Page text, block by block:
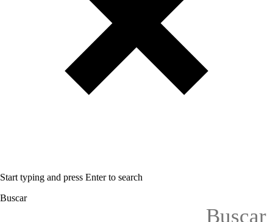
Start typing and press Enter to search
Buscar